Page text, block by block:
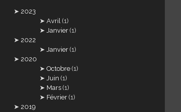
2023
Avril (1)
Janvier (1)
2022
Janvier (1)
2020
Octobre (1)
Juin (1)
Mars (1)
Février (1)
2019